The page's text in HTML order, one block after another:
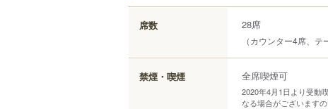
席数 28席
（カウンター4席、テ
禁煙・喫煙 全席喫煙可
2020年4月1日より受動
なる場合がございます